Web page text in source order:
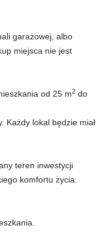
garażowej, albo
miejsca nie jest
od 25 m2 do
Każdy lokal będzie miał
teren inwestycji
komfortu życia.